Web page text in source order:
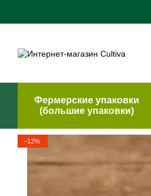
Фермерские упаковки
(большие упаковки)
−12%